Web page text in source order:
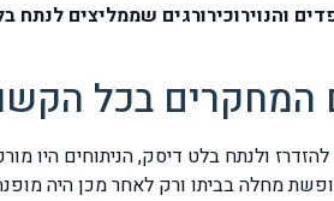
והנוירוכירורגים שממליצים
המחקרים בכל
להזדרז ולנתח בלט דיסק, הניתוחים היו
מחלה בביתו ורק לאחר מכן היה